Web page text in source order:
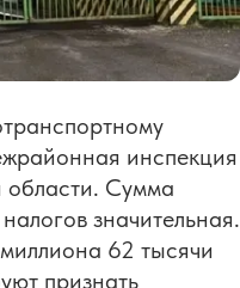
инспекция
Сумма
значительная.
62 тысячи
признать